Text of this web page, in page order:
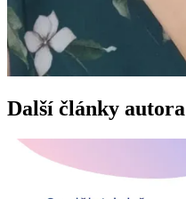
Další články autora